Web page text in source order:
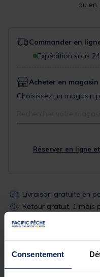
Consentement
ou en
Commander en
Expédition sous
Acheter en magasin
Choisissez un magasin
Réserver en ligne
Livraison gratuite en
Retour gratuit, 1 mois